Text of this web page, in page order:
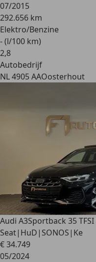
07/2015
292.656 km
Elektro/Benzine
- (l/100 km)
2,8
Autobedrijf
NL 4905 AAOosterhout
Audi A3Sportback 35
Seat|HuD|SONOS|Ke
€ 34.749
05/2024